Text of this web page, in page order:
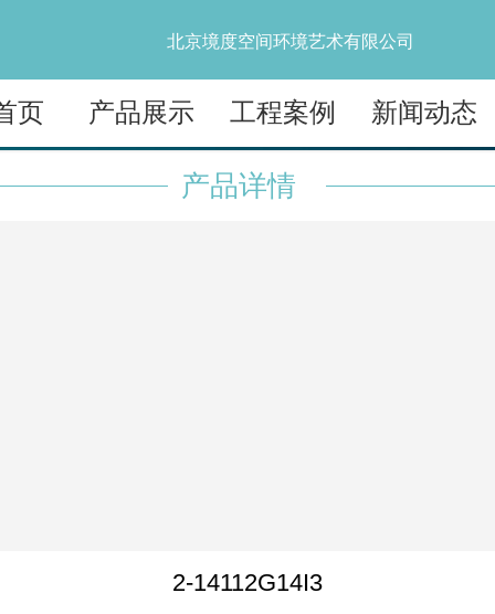
北京境度空间环境艺术有限公司
页 产品展示 工程案例 新闻动态
产品详情
2-14112G14I3